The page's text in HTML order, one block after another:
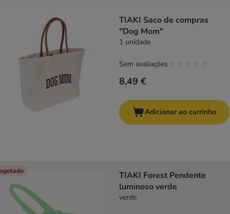
TIAKI Saco de compras
"Dog Mom"
1 unidade
8,49 €
Sem avaliações
Adicionar ao carrinho
TIAKI Forest Pendente
luminoso verde
verde